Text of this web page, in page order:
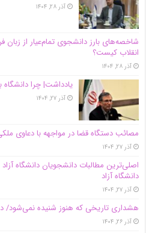
آذر ۲۸, ۱۴۰۴
شاخصه‌های بارز دانشجوی تمام‌عیار از زبان
انقلاب کیست؟
آذر ۲۸, ۱۴۰۴
یادداشت| چرا دانشگاه
آذر ۲۷, ۱۴۰۴
مصائب دستگاه قضا در مواجهه با دعاوی
آذر ۲۷, ۱۴۰۴
اصلی‌ترین مطالبات دانشجویان دانشگاه
دانشگاه آز‌اد
آذر ۲۷, ۱۴۰۴
هشداری تاریخی که هنوز شنیده نمی‌شود/
آذر ۲۶, ۱۴۰۴